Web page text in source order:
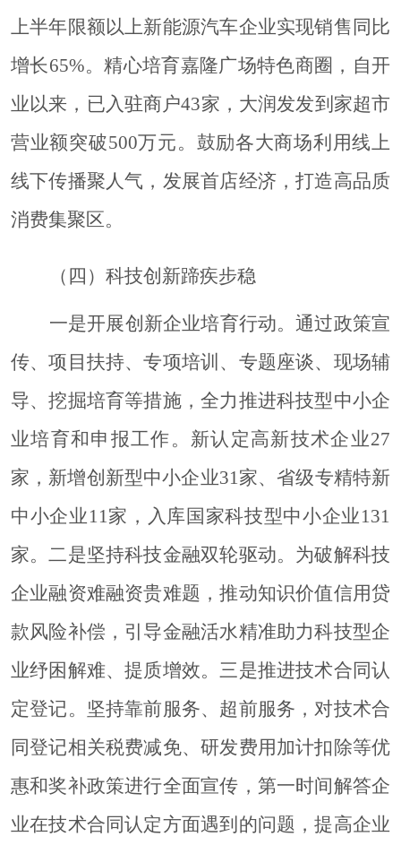
上半年限额以上新能源汽车企业实现销售同比
增长65%。精心培育嘉隆广场特色商圈，自开
业以来，已入驻商户43家，大润发发到家超市
营业额突破500万元。鼓励各大商场利用线上
线下传播聚人气，发展首店经济，打造高品质
消费集聚区。
（四）科技创新蹄疾步稳
一是开展创新企业培育行动。通过政策宣
传、项目扶持、专项培训、专题座谈、现场辅
导、挖掘培育等措施，全力推进科技型中小企
业培育和申报工作。新认定高新技术企业27
家，新增创新型中小企业31家、省级专精特新
中小企业11家，入库国家科技型中小企业131
家。二是坚持科技金融双轮驱动。 为破解科技
企业融资难融资贵难题，推动知识价值信用贷
款风险补偿，引导金融活水精准助力科技型企
业纾困解难、提质增效。三是推进技术合同认
定登记。 坚持靠前服务、超前服务，对技术合
同登记相关税费减免、研发费用加计扣除等优
惠和奖补政策进行全面宣传，第一时间解答企
业在技术合同认定方面遇到的问题，提高企业